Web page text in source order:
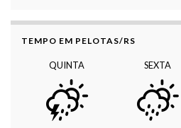
TEMPO EM PELOTAS/RS
QUINTA SEXTA